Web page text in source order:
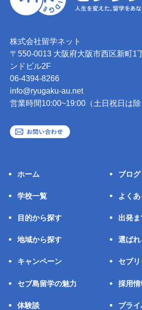
株式会社留学ネット
〒550-0013 大阪府大阪市西区新町1
ンドビル2F
06-4394-8266
info@ryugaku-au.net
営業時間10:00~19:00（土日祝日は除
ホーム
学校一覧
目的から探す
地域から探す
キャンペーン
セブ島留学の魅力
体験談
ブログ
よく
出発
選ばれ
セブ
採用情
プラ